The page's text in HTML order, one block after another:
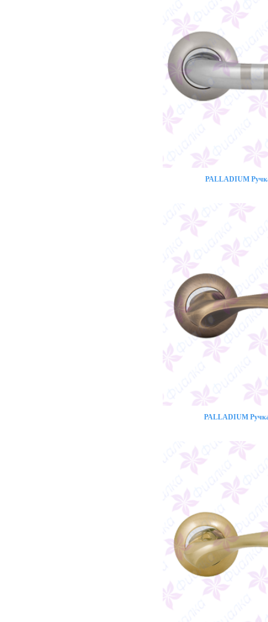
PALLADIUM
PALLADIUM